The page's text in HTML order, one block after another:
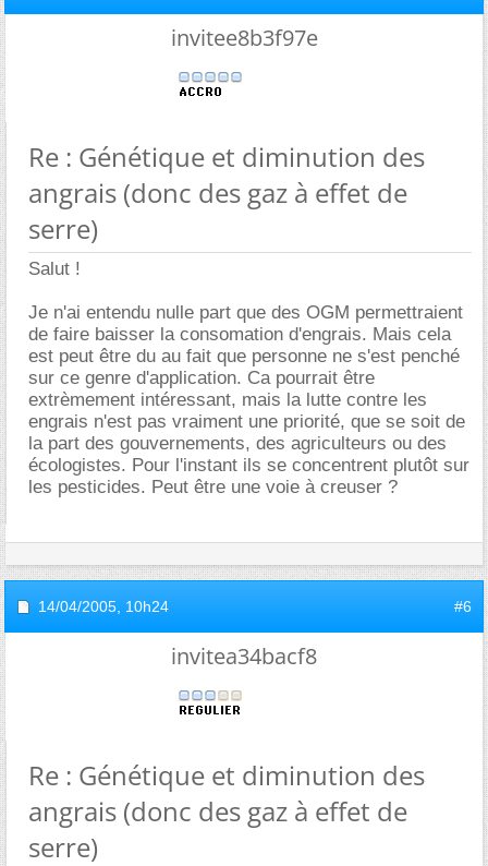
invitee8b3f97e
Re : Génétique et diminution des
angrais (donc des gaz à effet de
serre)
Salut !
Je n'ai entendu nulle part que des OGM permettraient
de faire baisser la consomation d'engrais. Mais cela
est peut être du au fait que personne ne s'est penché
sur ce genre d'application. Ca pourrait être
extrèmement intéressant, mais la lutte contre les
engrais n'est pas vraiment une priorité, que se soit de
la part des gouvernements, des agriculteurs ou des
écologistes. Pour l'instant ils se concentrent plutôt sur
les pesticides. Peut être une voie à creuser ?
14/04/2005, 10h24 #6
invitea34bacf8
Re : Génétique et diminution des
angrais (donc des gaz à effet de
serre)